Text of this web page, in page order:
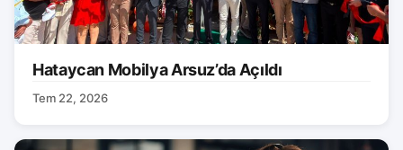
Hataycan Mobilya Arsuz’da Açıldı
Tem 22, 2026